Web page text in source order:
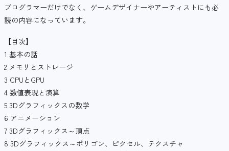
プログラマーだけでなく、ゲームデザイナーやアーティストにも必
読の内容になっています。
【目次】
1 基本の話
2 メモリとストレージ
3 CPUとGPU
4 数値表現と演算
5 3Dグラフィックスの数学
6 アニメーション
7 3Dグラフィックス～頂点
8 3Dグラフィックス～ポリゴン、ピクセル、テクスチャ